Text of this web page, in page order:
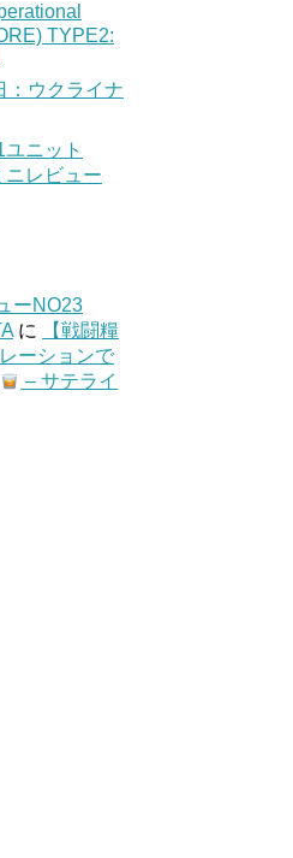
TYPE2:
：ウクライナ
ニット
ニレビュー
ーNO23
に
【戦闘糧
ーションで
– サテライ